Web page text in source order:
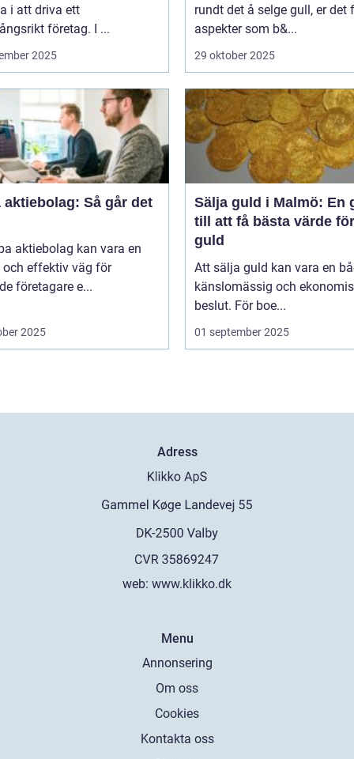
i att driva ett
företag. I ...
2025
rundt det å selge gull, er det
aspekter som b&...
29 oktober 2025
aktiebolag: Så går det
aktiebolag kan vara en
och effektiv väg för
företagare e...
2025
Sälja guld i Malmö: En
till att få bästa värde
guld
Att sälja guld kan vara en
känslomässig och
beslut. För boe...
01 september 2025
Adress
web: www.klikko.dk
Menu
Annonsering
Om oss
Cookies
Kontakta oss